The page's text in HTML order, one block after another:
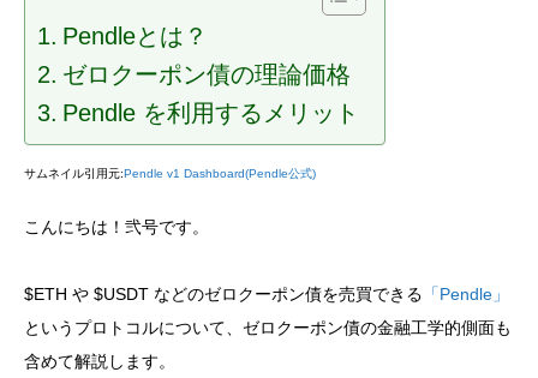
Pendleとは？
ゼロクーポン債の理論価格
Pendle を利用するメリット
サムネイル引用元:Pendle v1 Dashboard(Pendle公式)
こんにちは！弐号です。
$ETH や $USDT などのゼロクーポン債を売買できる 「Pendle」
というプロトコルについて、ゼロクーポン債の金融工学的側面も
含めて解説します。